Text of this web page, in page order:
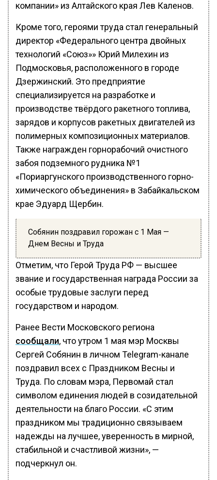
компании» из Алтайского края Лев Каленов.
Кроме того, героями труда стал генеральный
директор «Федерального центра двойных
технологий «Союз»» Юрий Милехин из
Подмосковья, расположенного в городе
Дзержинский. Это предприятие
специализируется на разработке и
производстве твёрдого ракетного топлива,
зарядов и корпусов ракетных двигателей из
полимерных композиционных материалов.
Также награжден горнорабочий очистного
забоя подземного рудника №1
«Пориаргунского производственного горно-
химического объединения» в Забайкальском
крае Эдуард Щербин.
Собянин поздравил горожан с 1 Мая —
Днем Весны и Труда
Отметим, что Герой Труда РФ — высшее
звание и государственная награда России за
особые трудовые заслуги перед
государством и народом.
Ранее Вести Московского региона
сообщали, что утром 1 мая мэр Москвы
Сергей Собянин в личном Telegram-канале
поздравил всех с Праздником Весны и
Труда. По словам мэра, Первомай стал
символом единения людей в созидательной
деятельности на благо России. «С этим
праздником мы традиционно связываем
надежды на лучшее, уверенность в мирной,
стабильной и счастливой жизни», —
подчеркнул он.